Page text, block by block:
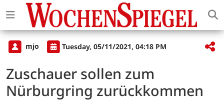
mjo Tuesday, 05/11/2021, 04:18 PM
Zuschauer sollen zum
Nürburgring zurückkommen